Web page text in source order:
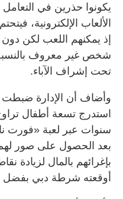
يكونوا حذرين في
الألعاب الإلكترونية،
إذ يمكنهم اللعب لكن
شخص غير معروف
تحت إشراف الآباء.
وأضاف أن الإدارة ضبطت
سنوات عبر لعبة «فورت
بعد الحصول على صور
بإغرائهم بالمال لزيادة
أوقعته شرطة دبي بفضل